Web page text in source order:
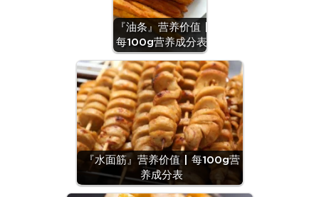
『油条』营养价值 |
每100g营养成分表
『水面筋』营养价值 | 每100g营
养成分表